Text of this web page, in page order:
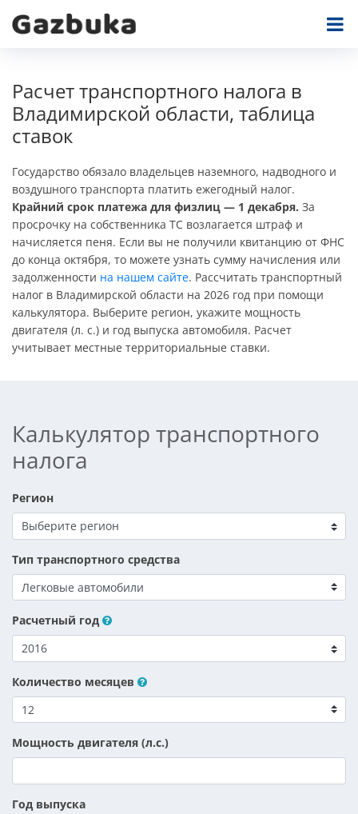
Расчет транспортного налога в
Владимирской области, таблица
ставок
Государство обязало владельцев наземного, надводного и
воздушного транспорта платить ежегодный налог.
Крайний срок платежа для физлиц — 1 декабря. За
просрочку на собственника ТС возлагается штраф и
начисляется пеня. Если вы не получили квитанцию от ФНС
до конца октября, то можете узнать сумму начисления или
задолженности на нашем сайте. Рассчитать транспортный
налог в Владимирской области на 2026 год при помощи
калькулятора. Выберите регион, укажите мощность
двигателя (л. с.) и год выпуска автомобиля. Расчет
учитывает местные территориальные ставки.
Калькулятор транспортного
налога
Регион
Тип транспортного средства
Расчетный год
Количество месяцев
Мощность двигателя (л.с.)
Год выпуска